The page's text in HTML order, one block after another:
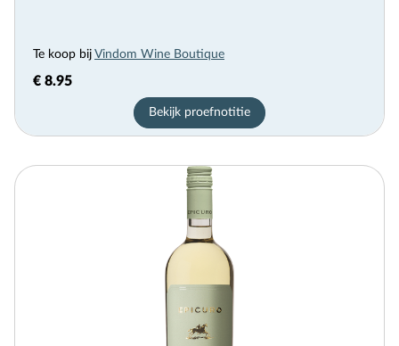
Te koop bij Vindom Wine Boutique
€ 8.95
Bekijk proefnotitie